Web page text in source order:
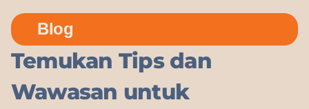
Blog
Temukan Tips dan
Wawasan untuk